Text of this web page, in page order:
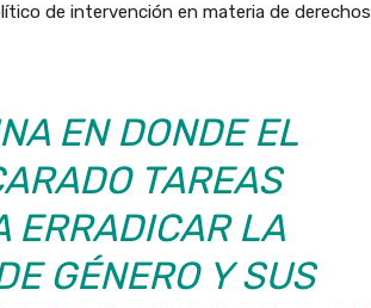
de intervención en materia de derechos
EN DONDE EL
TAREAS
ERRADICAR LA
GÉNERO Y SUS